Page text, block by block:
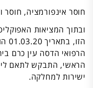
חוסר אינפורמציה, חוסר
ובתוך המציאות
הרפואי הדסה עין כרם
הראשי, התבקש לתאם
ישירות למחלקה.